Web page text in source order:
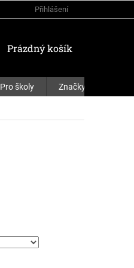
Přihlášení
NÁKUPNÍ
Prázdný košík
Pro školy Značky